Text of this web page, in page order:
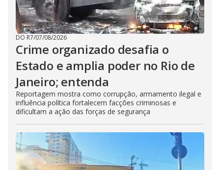
DO R7/07/08/2026
Crime organizado desafia o
Estado e amplia poder no Rio de
Janeiro; entenda
Reportagem mostra como corrupção, armamento ilegal e
influência política fortalecem facções criminosas e
dificultam a ação das forças de segurança